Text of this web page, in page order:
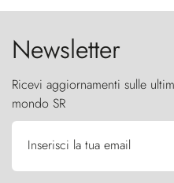
Newsletter
Ricevi aggiornamenti sulle
mondo SR
Inserisci la tua email